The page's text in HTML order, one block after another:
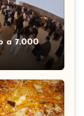
a 7.000